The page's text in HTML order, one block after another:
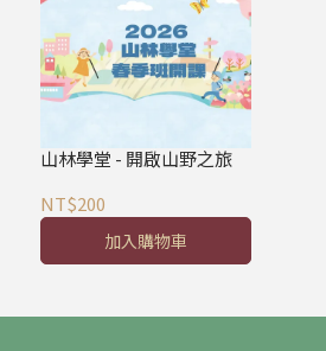
山林學堂 - 開啟山野之旅
NT$200
加入購物車